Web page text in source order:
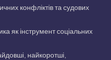
конфліктів та судових
як інструмент соціальних
найкоротші,